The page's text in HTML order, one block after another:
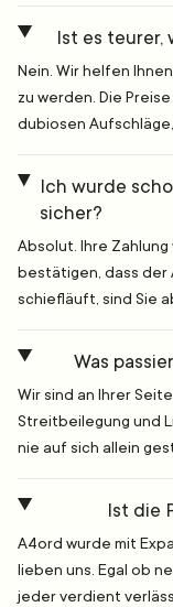
Ist es teurer,
Nein. Wir helfen
zu werden. Die
dubiosen
Ich wurde
sicher?
Absolut. Ihre
bestätigen, dass der
schiefläuft, sind Sie
Was
Wir sind an Ihrer
Streitbeilegung und
nie auf sich allein
Ist die
A4ord wurde mit
lieben uns. Egal ob
jeder verdient